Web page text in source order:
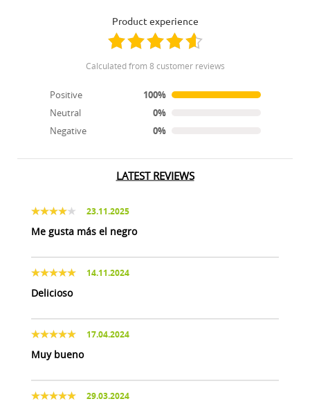
product experience
calculated from 8 customer reviews
Positive
100%
Neutral
0%
Negative
0%
LATEST REVIEWS
23.11.2025
Me gusta más el negro
14.11.2024
Delicioso
17.04.2024
Muy bueno
29.03.2024